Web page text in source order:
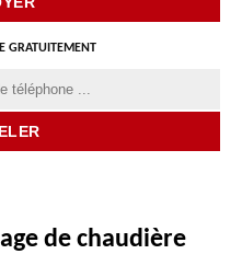
GRATUITEMENT
de chaudière